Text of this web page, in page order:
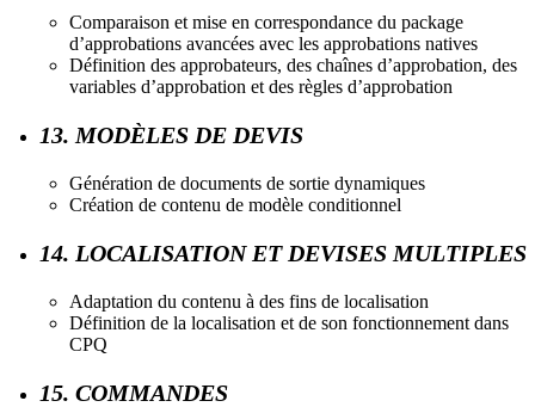
Comparaison et mise en correspondance du package
d’approbations avancées avec les approbations natives
Définition des approbateurs, des chaînes d’approbation, des
variables d’approbation et des règles d’approbation
13. MODÈLES DE DEVIS
Génération de documents de sortie dynamiques
Création de contenu de modèle conditionnel
14. LOCALISATION ET DEVISES MULTIPLES
Adaptation du contenu à des fins de localisation
Définition de la localisation et de son fonctionnement dans
CPQ
15. COMMANDES